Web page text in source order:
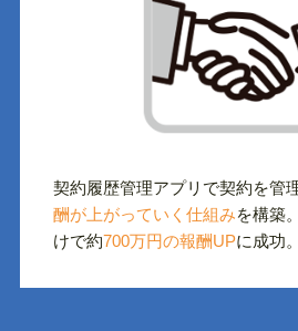
契約履歴管理アプリで契約を管
酬が上がっていく仕組みを構築
けで約700万円の報酬UPに成功。